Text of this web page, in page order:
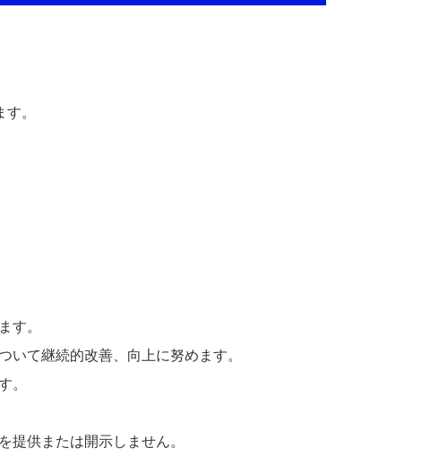
。
。
て継続的改善、向上に努めます。
供または開示しません。